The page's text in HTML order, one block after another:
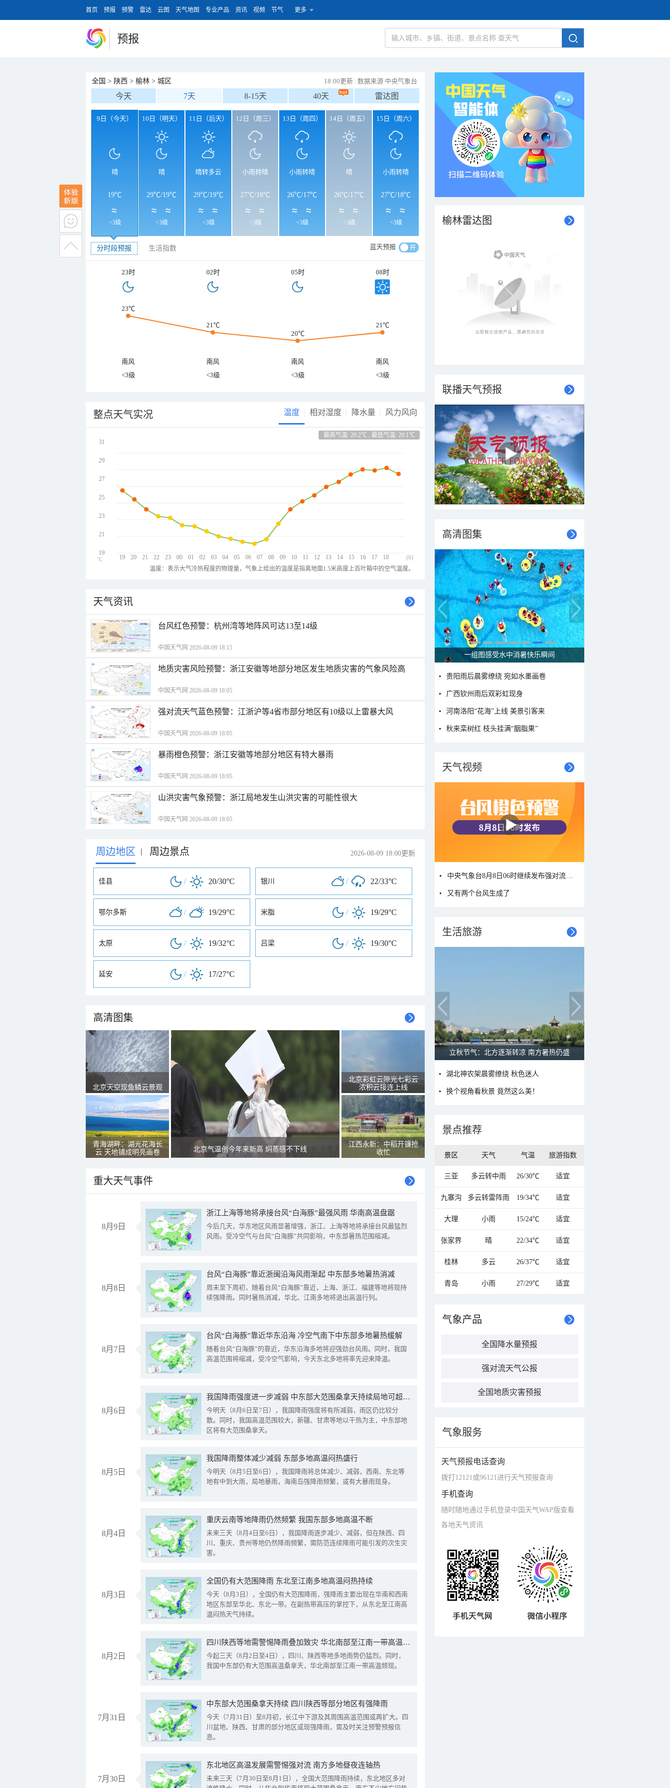
首页 预报 预警 雷达 云图 天气地图 专业产品 资讯 视频 节气 更多
预报
全国 > 陕西 > 榆林 > 城区 18:00更新 | 数据来源 中央气象台
今天 7天 8-15天 40天 雷达图
9日（今天）
晴
19℃
<3级
10日（明天）
晴
29℃/19℃
<3级
11日（后天）
晴转多云
29℃/19℃
<3级
12日（周三）
小雨转晴
27℃/18℃
<3级
13日（周四）
小雨转晴
26℃/17℃
<3级
14日（周五）
晴
26℃/17℃
<3级
15日（周六）
小雨转晴
27℃/18℃
<3级
分时段预报 生活指数 蓝天预报
23时 02时 05时 08时
23℃
21℃
20℃
21℃
南风 南风 南风
南风
<3级
<3级 <3级 <3级
整点天气实况 温度 相对湿度 降水量 风力风向
最高气温: 29.2℃ , 最低气温: 20.1℃
19 20 21 22 23 00 01 02 03 04 05 06 07 08 09 10 11 12 13 14 15 16 17 18
31
29
27
25
23
21
19
(h)
℃
温度：表示大气冷热程度的物理量，气象上给出的温度是指离地面1.5米高度上百叶箱中的空气温度。
天气资讯
​台风红色预警：杭州湾等地阵风可达13至14级
中国天气网 2026-08-09 18:15
地质灾害风险预警：浙江安徽等地部分地区发生地质灾害的气象风险高
中国天气网 2026-08-09 18:05
强对流天气蓝色预警：江浙沪等4省市部分地区有10级以上雷暴大风
中国天气网 2026-08-09 18:05
暴雨橙色预警：浙江安徽等地部分地区有特大暴雨
中国天气网 2026-08-09 18:05
山洪灾害气象预警：浙江局地发生山洪灾害的可能性很大
中国天气网 2026-08-09 18:05
周边地区 | 周边景点 2026-08-09 18:00更新
佳县 / 20/30°C 银川 / 22/33°C
鄂尔多斯 / 19/29°C 米脂 / 19/29°C
太原 / 19/32°C 吕梁 / 19/30°C
延安 / 17/27°C
高清图集
北京天空现鱼鳞云景观
青海湖畔：湖光花海长
云 天地铺成明亮画卷
北京气温创今年来新高 焖蒸感不下线
北京彩虹云隙光七彩云
浓积云接连上线
江西永新：中稻开镰抢
收忙
重大天气事件
8月9日
浙江上海等地将承接台风“白海豚”最强风雨 华南高温盘踞
今后几天，华东地区风雨显著增强，浙江、上海等地将承接台风最猛烈
风雨。受冷空气与台风“白海豚”共同影响，中东部暑热范围缩减。
8月8日
台风“白海豚”靠近浙闽沿海风雨渐起 中东部多地暑热消减
周末至下周初，随着台风“白海豚”靠近，上海、浙江、福建等地将现持
续强降雨。同时暑热消减，华北、江南多地将退出高温行列。
8月7日
台风“白海豚”靠近华东沿海 冷空气南下中东部多地暑热缓解
随着台风“白海豚”的靠近，华东沿海多地将迎强劲台风雨。同时，我国
高温范围将缩减，受冷空气影响，今天东北多地将率先迎来降温。
8月6日
我国降雨强度进一步减弱 中东部大范围桑拿天持续局地可超38℃
今明天（8月6日至7日），我国降雨强度将有所减弱，雨区仍比较分
散。同时，我国高温范围较大，新疆、甘肃等地以干热为主，中东部地
区将有大范围桑拿天。
8月5日
我国降雨整体减少减弱 东部多地高温闷热盛行
今明天（8月5日至6日），我国降雨将总体减少、减弱，西南、东北等
地有中到大雨，局地暴雨，海南岛强降雨频繁，或有大暴雨现身。
8月4日
重庆云南等地降雨仍然频繁 我国东部多地高温不断
未来三天（8月4日至6日），我国降雨逐步减少、减弱，但在陕西、四
川、重庆、贵州等地仍然降雨频繁，需防范连续降雨可能引发的次生灾
害。
8月3日
全国仍有大范围降雨 东北至江南多地高温闷热持续
今天（8月3日），全国仍有大范围降雨，强降雨主要出现在华南和西南
地区东部至华北、东北一带。在副热带高压的掌控下，从东北至江南高
温闷热天气持续。
8月2日
四川陕西等地需警惕降雨叠加致灾 华北南部至江南一带高温频现
今起三天（8月2日至4日），四川、陕西等地多地雨势仍猛烈。同时，
我国中东部仍有大范围高温桑拿天，华北南部至江南一带高温频现。
7月31日
中东部大范围桑拿天持续 四川陕西等部分地区有强降雨
今天（7月31日）至8月初，长江中下游及其周围高温范围或再扩大。四
川盆地、陕西、甘肃的部分地区或现强降雨，需及时关注预警预报信
息。
7月30日
东北地区高温发展需警惕强对流 南方多地昼夜连轴热
未来三天（7月30日至8月1日），全国大范围降雨持续，东北地区多对
榆林雷达图
联播天气预报
高清图集
一组图感受水中消暑快乐瞬间
贵阳雨后晨雾缭绕 宛如水墨画卷
广西钦州雨后双彩虹现身
河南洛阳“花海”上线 美景引客来
秋来栾树红 枝头挂满“胭脂果”
天气视频
又有两个台风生成了
生活旅游
立秋节气：北方逐渐转凉 南方暑热仍盛
湖北神农架晨雾缭绕 秋色迷人
换个视角看秋景 竟然这么美！
景点推荐
景区 天气 气温 旅游指数
三亚 多云转中雨 26/30℃ 适宜
九寨沟 多云转雷阵雨 19/34℃ 适宜
大理 小雨 15/24℃ 适宜
张家界 晴 22/34℃ 适宜
桂林 多云 26/37℃ 适宜
青岛 小雨 27/29℃ 适宜
气象产品
全国降水量预报
强对流天气公报
全国地质灾害预报
气象服务
天气预报电话查询
拨打12121或96121进行天气预报查询
手机查询
随时随地通过手机登录中国天气WAP版查看
各地天气资讯